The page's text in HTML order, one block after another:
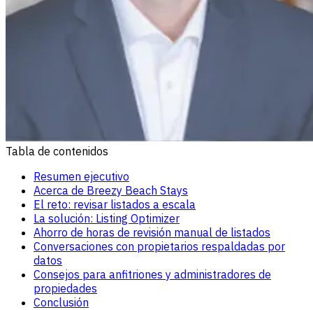
Tabla de contenidos
Resumen ejecutivo
Acerca de Breezy Beach Stays
El reto: revisar listados a escala
La solución: Listing Optimizer
Ahorro de horas de revisión manual de listados
Conversaciones con propietarios respaldadas por
datos
Consejos para anfitriones y administradores de
propiedades
Conclusión